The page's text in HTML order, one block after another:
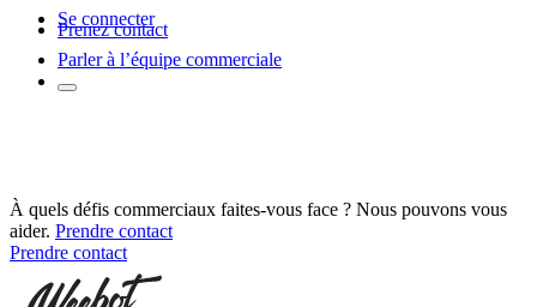
Se connecter
Prenez contact
Parler à l’équipe commerciale
À quels défis commerciaux faites-vous face ? Nous pouvons vous
aider. Prendre contact
Prendre contact